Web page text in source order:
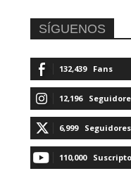
SÍGUENOS
132,439 Fans
12,196
6,999 Seguidores
110,000